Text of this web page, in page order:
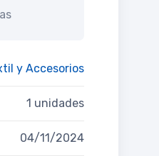
y Accesorios
1 unidades
04/11/2024